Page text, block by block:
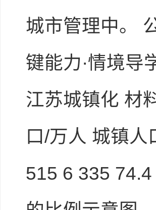
城市管理中。
键能力·情境
江苏城镇化 材
口/万人 城镇
515 6 335